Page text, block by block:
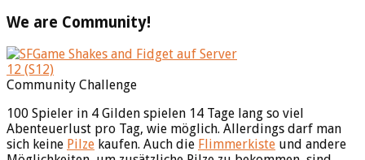
We are Community!
Community Challenge
100 Spieler in 4 Gilden spielen 14 Tage lang so viel
Abenteuerlust pro Tag, wie möglich. Allerdings darf man
sich keine Pilze kaufen. Auch die Flimmerkiste und andere